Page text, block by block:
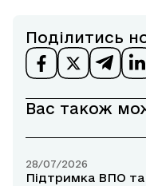
Поділитись
Вас також
28/07/2026
Підтримка ВПО та